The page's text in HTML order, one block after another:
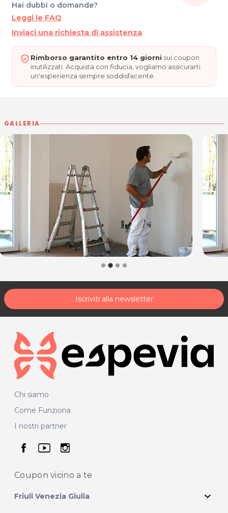
scrivi aposta@espevia.it
Hai dubbi o domande?
Leggi le FAQ
Inviaci una richiesta di assistenza
Rimborso garantito entro 14 giorni sui coupon
inutilizzati. Acquista con fiducia, vogliamo assicurarti
un'esperienza sempre soddisfacente.
GALLERIA
Iscriviti alla newsletter
Chi siamo
Come Funziona
I nostri partner
seguici su facebook
seguici su youtube
seguici su instagram
Coupon vicino a te
Friuli Venezia Giulia expand_more